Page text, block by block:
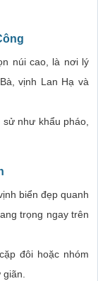
núi cao, là nơi lý
vịnh Lan Hạ và
như khẩu pháo,
biển đẹp quanh
trọng ngay trên
đôi hoặc nhóm